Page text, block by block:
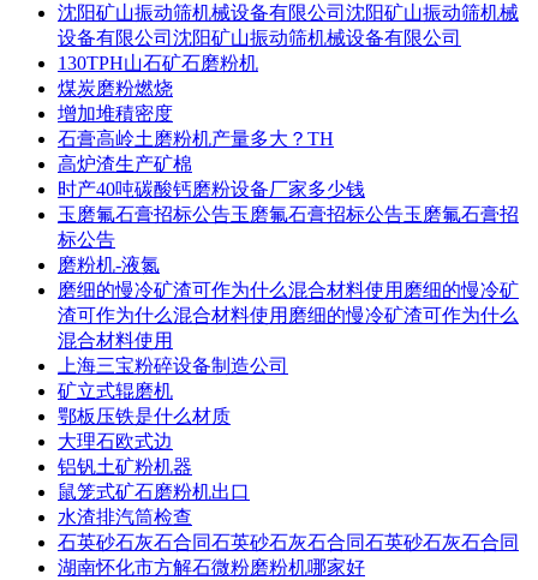
沈阳矿山振动筛机械设备有限公司沈阳矿山振动筛机械
设备有限公司沈阳矿山振动筛机械设备有限公司
130TPH山石矿石磨粉机
煤炭磨粉燃烧
增加堆積密度
石膏高岭土磨粉机产量多大？TH
高炉渣生产矿棉
时产40吨碳酸钙磨粉设备厂家多少钱
玉磨氟石膏招标公告玉磨氟石膏招标公告玉磨氟石膏招
标公告
磨粉机-液氮
磨细的慢冷矿渣可作为什么混合材料使用磨细的慢冷矿
渣可作为什么混合材料使用磨细的慢冷矿渣可作为什么
混合材料使用
上海三宝粉碎设备制造公司
矿立式辊磨机
鄂板压铁是什么材质
大理石欧式边
铝钒土矿粉机器
鼠笼式矿石磨粉机出口
水渣排汽筒检查
石英砂石灰石合同石英砂石灰石合同石英砂石灰石合同
湖南怀化市方解石微粉磨粉机哪家好